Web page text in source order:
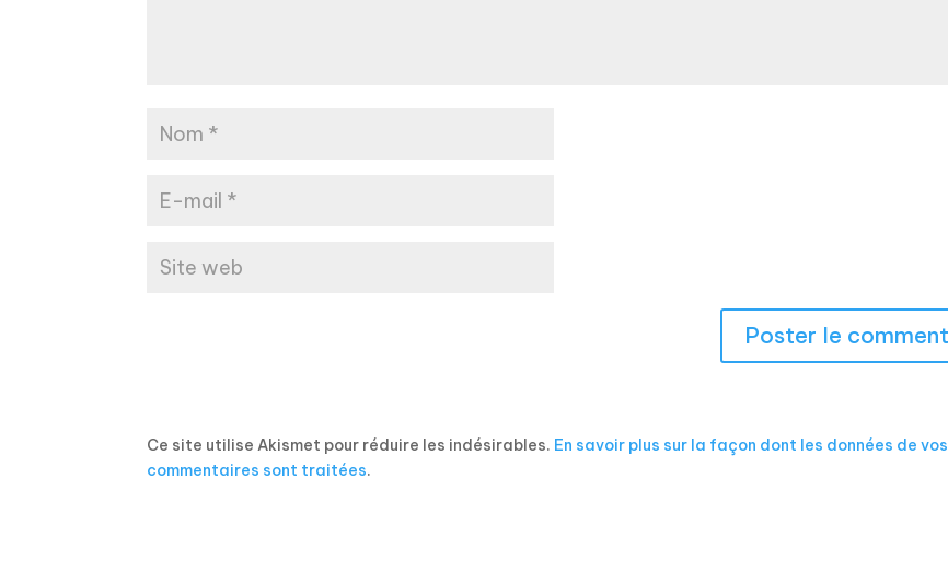
Ce site utilise Akismet pour réduire les indésirables. En savoir plus sur la façon dont les données de vos
commentaires sont traitées.